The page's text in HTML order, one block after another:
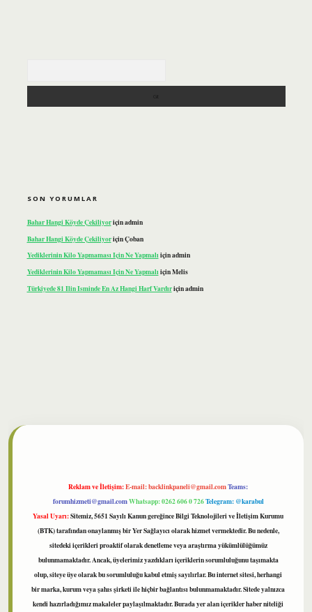
SON YORUMLAR
Bahar Hangi Köyde Çekiliyoriçinadmin
Bahar Hangi Köyde ÇekiliyoriçinÇoban
Yediklerinin Kilo Yapmaması Için Ne Yapmalıiçinadmin
Yediklerinin Kilo Yapmaması Için Ne YapmalıiçinMelis
Türkiyede 81 Ilin Isminde En Az Hangi Harf Vardıriçinadmin
Reklam ve İletişim:E-mail:backlinkpaneli@gmail.comTeams:
forumhizmeti@gmail.comWhatsapp: 0262 606 0 726Telegram: @karabul
Yasal Uyarı:Sitemiz, 5651 Sayılı Kanun gereğince Bilgi Teknolojileri ve İletişim Kurumu
(BTK) tarafından onaylanmış bir Yer Sağlayıcı olarak hizmet vermektedir. Bu nedenle,
sitedeki içerikleri proaktif olarak denetleme veya araştırma yükümlülüğümüz
bulunmamaktadır. Ancak, üyelerimiz yazdıkları içeriklerin sorumluluğunu taşımakta
olup, siteye üye olarak bu sorumluluğu kabul etmiş sayılırlar. Bu internet sitesi, herhangi
bir marka, kurum veya şahıs şirketi ile hiçbir bağlantısı bulunmamaktadır. Sitede yalnızca
kendi hazırladığımız makaleler paylaşılmaktadır. Burada yer alan içerikler haber niteliği